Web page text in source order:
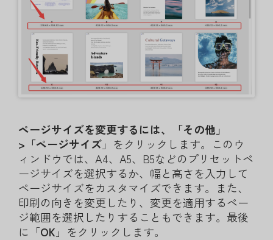
ページサイズを変更するには、「その他」
>「ページサイズ」をクリックします。このウ
ィンドウでは、A4、A5、B5などのプリセットペ
ージサイズを選択するか、幅と高さを入力して
ページサイズをカスタマイズできます。また、
印刷の向きを変更したり、変更を適用するペー
ジ範囲を選択したりすることもできます。最後
に「OK 」をクリックします。